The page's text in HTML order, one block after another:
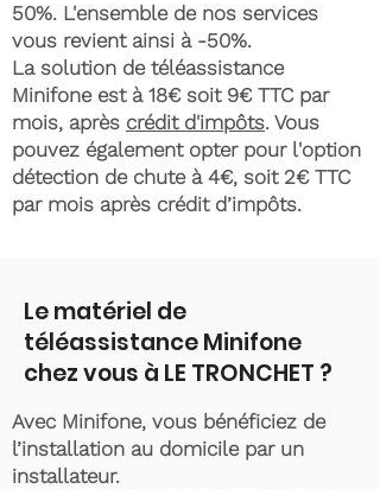
50%. L'ensemble de nos services
vous revient ainsi à -50%.
La solution de téléassistance
Minifone est à 18€ soit 9€ TTC par
mois, après crédit d'impôts. Vous
pouvez également opter pour l'option
détection de chute à 4€, soit 2€ TTC
par mois après crédit d’impôts.
Le matériel de
téléassistance Minifone
chez vous à LE TRONCHET ?
Avec Minifone, vous bénéficiez de
l’installation au domicile par un
installateur.